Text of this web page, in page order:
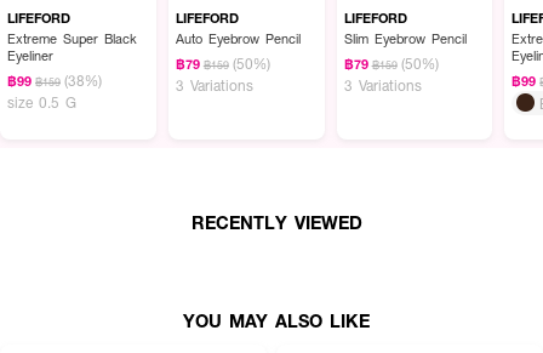
LIFEFORD
Extreme Super Black
Eyeliner
฿99 ฿159 (38%)
size 0.5 G
LIFEFORD
Auto Eyebrow Pencil
฿79 ฿159 (50%)
3 Variations
LIFEFORD
Slim Eyebrow Pencil
฿79 ฿159 (50%)
3 Variations
฿99
RECENTLY VIEWED
YOU MAY ALSO LIKE